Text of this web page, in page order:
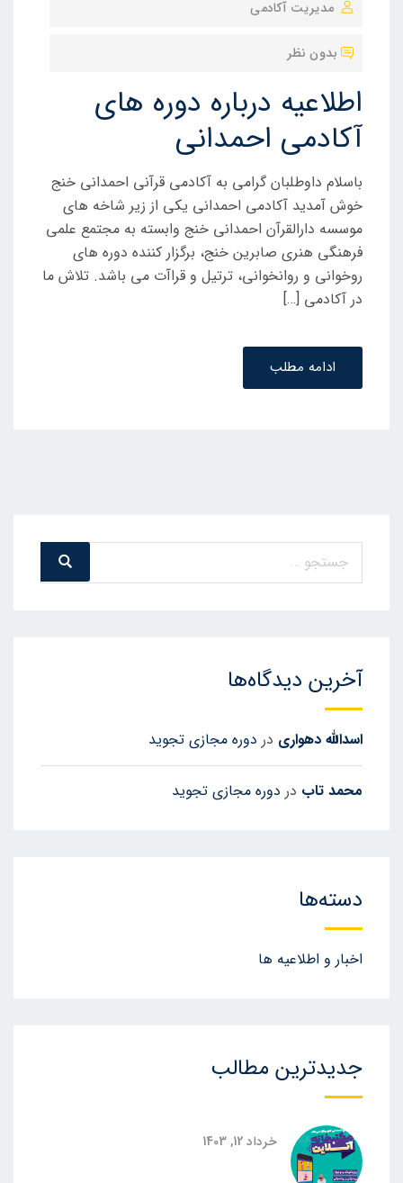
ش
ه
ش
د
ر
مدیریت آکادمی
بدون نظر
اطلاعیه درباره دوره های
آکادمی احمدانی
باسلام داوطلبان گرامی به آکادمی قرآنی احمدانی خنج
خوش آمدید آکادمی احمدانی یکی از زیر شاخه های
موسسه دارالقرآن احمدانی خنج وابسته به مجتمع علمی
فرهنگی هنری صابرین خنج، برگزار کننده دوره های
روخوانی و روانخوانی، ترتیل و قراآت می باشد. تلاش ما
در آکادمی […]
ادامه مطلب
جستجو
برای:
جست
و
جو
آخرین دیدگاه‌ها
اسدالله دهواری در دوره مجازی تجوید
محمد تاب در دوره مجازی تجوید
دسته‌ها
اخبار و اطلاعیه ها
جدیدترین مطالب
خرداد 12, 1403